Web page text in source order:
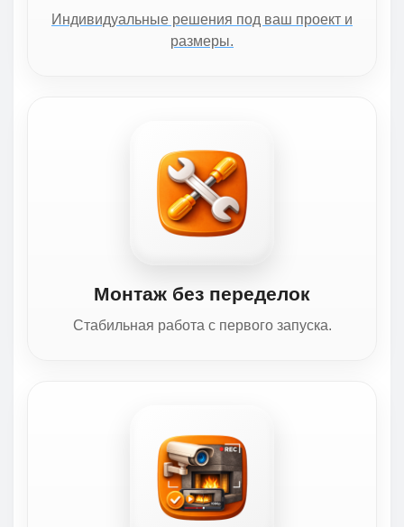
Индивидуальные решения под ваш проект и
размеры.
Монтаж без переделок
Стабильная работа с первого запуска.